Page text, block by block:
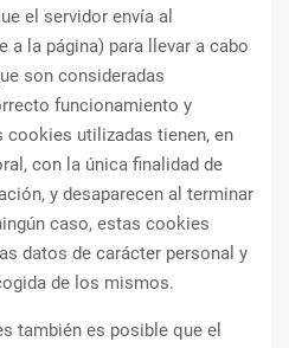
el servidor envía al
a la página) para llevar a cabo
son consideradas
funcionamiento y
utilizadas tienen, en
con la única finalidad de
y desaparecen al terminar
caso, estas cookies
datos de carácter personal y
de los mismos.
también es posible que el